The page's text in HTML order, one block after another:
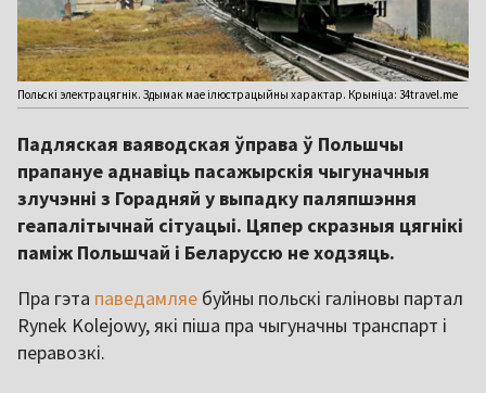
Польскі электрацягнік. Здымак мае ілюстрацыйны характар. Крыніца: 34travel.me
Падляская ваяводская ўправа ў Польшчы
прапануе аднавіць пасажырскія чыгуначныя
злучэнні з Горадняй у выпадку паляпшэння
геапалітычнай сітуацыі. Цяпер скразныя цягнікі
паміж Польшчай і Беларуссю не ходзяць.
Пра гэта паведамляе буйны польскі галіновы партал
Rynek Kolejowy, які піша пра чыгуначны транспарт і
перавозкі.